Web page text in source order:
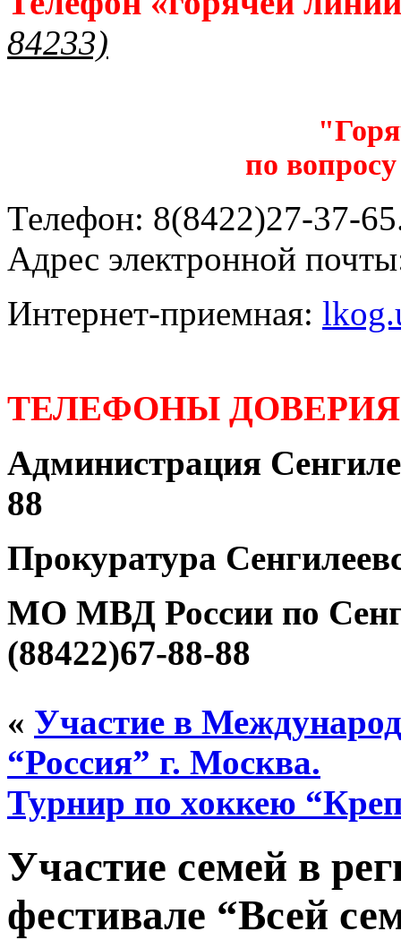
84233)
по
Телефон: 8(8422)27-37-
Адрес электронной
Интернет-приемная:
ТЕЛЕФОНЫ
Администрация
88
Прокуратура
МО МВД России по
(88422)67-88-88
« Участие в
“Россия” г. Москва.
Турнир по хоккею
Участие семей в
фестивале “Всей